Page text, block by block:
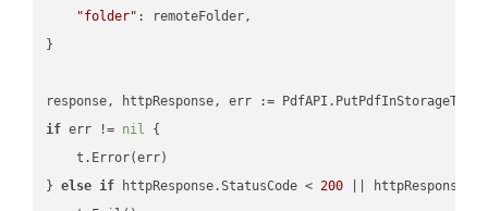
"folder" : remoteFolder,
}
if err != nil {
    t.Error(err)
} else if httpResponse.StatusCode < 200 ||